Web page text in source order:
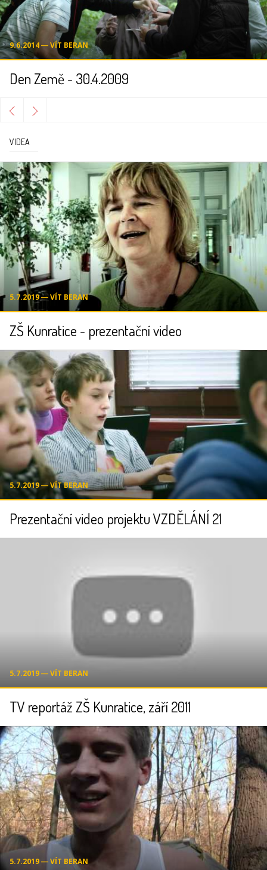
9.6.2014 ― VÍT BERAN
Den Země - 30.4.2009
VIDEA
5.7.2019 ― VÍT BERAN
ZŠ Kunratice - prezentační video
5.7.2019 ― VÍT BERAN
Prezentační video projektu VZDĚLÁNÍ 21
5.7.2019 ― VÍT BERAN
TV reportáž ZŠ Kunratice, září 2011
5.7.2019 ― VÍT BERAN